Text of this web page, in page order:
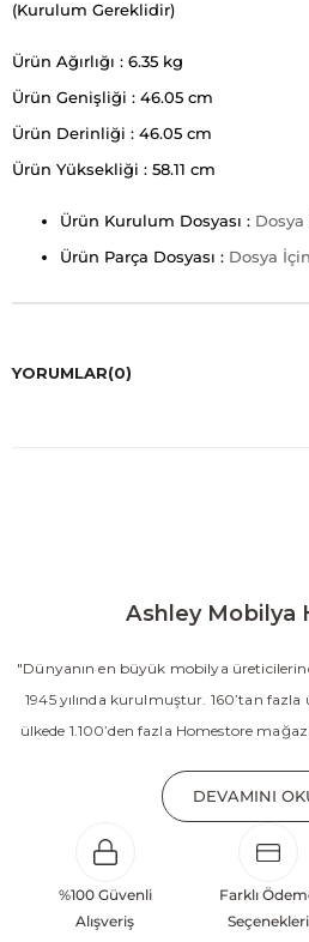
(Kurulum Gereklidir)
Ürün Ağırlığı : 6.35 kg
Ürün Genişliği : 46.05 cm
Ürün Derinliği : 46.05 cm
Ürün Yüksekliği : 58.11 cm
Ürün Kurulum Dosyası : Dosya
Ürün Parça Dosyası : Dosya
YORUMLAR(0)
Ashley Mobilya
"Dünyanın en büyük mobilya
1945 yılında kurulmuştur. 160’tan
ülkede 1.100’den fazla Homestore
yatak odası, oturma odası, yemek
aksesuarları dahil olmak üzere 20’den
koleksiyon sunmaktadır. Sabit ve
mobilyaları ve demonte ürün
geliştiren Ashley, güçlü ve verimli
DEVAMINI
%100 Güvenli
Alışveriş
Farklı
Seçenekleri